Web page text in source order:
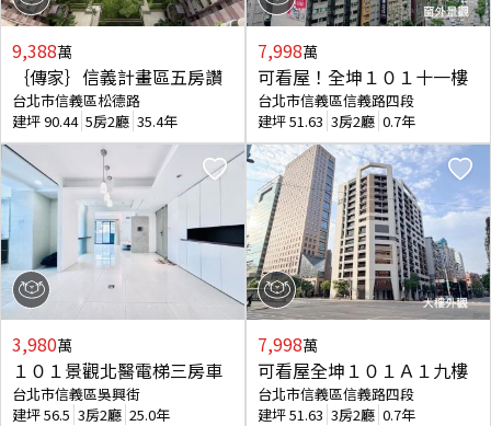
9,388萬
｛傳家｝信義計畫區五房讚
台北市信義區松德路
建坪90.44 5房2廳 35.4年
3,980萬
１０１景觀北醫電梯三房車
台北市信義區吳興街
建坪56.5 3房2廳 25.0年
7,998萬
可看屋！全坤１０１十一樓
台北市信義區信義路四段
建坪51.63 3房2廳 0.7年
7,998萬
可看屋全坤１０１Ａ１九樓
台北市信義區信義路四段
建坪51.63 3房2廳 0.7年